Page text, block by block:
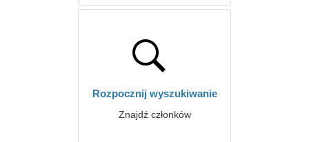
Rozpocznij wyszukiwanie
Znajdź członków